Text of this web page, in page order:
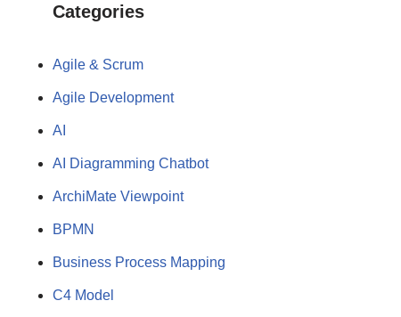
Categories
Agile & Scrum
Agile Development
AI
AI Diagramming Chatbot
ArchiMate Viewpoint
BPMN
Business Process Mapping
C4 Model